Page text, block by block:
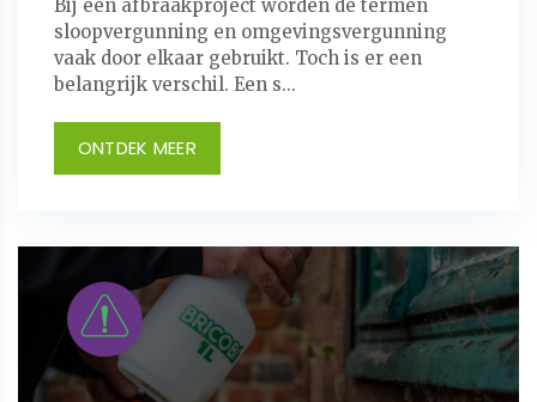
Bij een afbraakproject worden de termen
sloopvergunning en omgevingsvergunning
vaak door elkaar gebruikt. Toch is er een
belangrijk verschil. Een s...
ONTDEK MEER